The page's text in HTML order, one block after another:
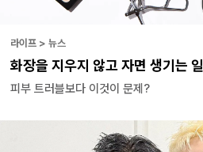
라이프 > 뉴스
화장을 지우지 않고 자면 생기는 일
피부 트러블보다 이것이 문제?